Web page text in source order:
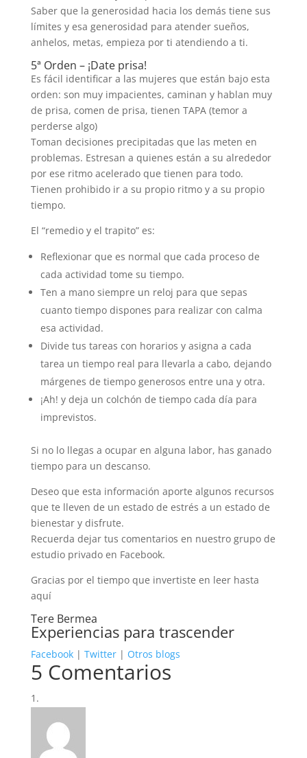
Saber que la generosidad hacia los demás tiene sus
límites y esa generosidad para atender sueños,
anhelos, metas, empieza por ti atendiendo a ti.
5ª Orden – ¡Date prisa!
Es fácil identificar a las mujeres que están bajo esta
orden: son muy impacientes, caminan y hablan muy
de prisa, comen de prisa, tienen TAPA (temor a
perderse algo)
Toman decisiones precipitadas que las meten en
problemas. Estresan a quienes están a su alrededor
por ese ritmo acelerado que tienen para todo.
Tienen prohibido ir a su propio ritmo y a su propio
tiempo.
El “remedio y el trapito” es:
Reflexionar que es normal que cada proceso de
cada actividad tome su tiempo.
Ten a mano siempre un reloj para que sepas
cuanto tiempo dispones para realizar con calma
esa actividad.
Divide tus tareas con horarios y asigna a cada
tarea un tiempo real para llevarla a cabo, dejando
márgenes de tiempo generosos entre una y otra.
¡Ah! y deja un colchón de tiempo cada día para
imprevistos.
Si no lo llegas a ocupar en alguna labor, has ganado
tiempo para un descanso.
Deseo que esta información aporte algunos recursos
que te lleven de un estado de estrés a un estado de
bienestar y disfrute.
Recuerda dejar tus comentarios en nuestro grupo de
estudio privado en Facebook.
Gracias por el tiempo que invertiste en leer hasta
aquí
Tere Bermea
Experiencias para trascender
Facebook | Twitter| Otros blogs
5 Comentarios